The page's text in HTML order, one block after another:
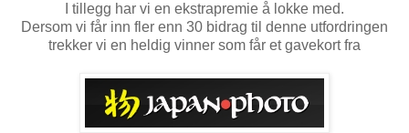
I tillegg har vi en ekstrapremie å lokke med.
Dersom vi får inn fler enn 30 bidrag til denne utfordringen
trekker vi en heldig vinner som får et gavekort fra